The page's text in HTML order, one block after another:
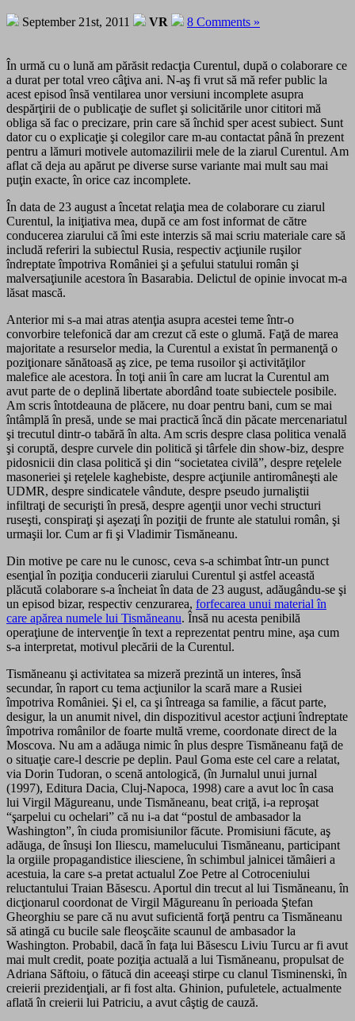
September 21st, 2011 VR 8 Comments »
În urmă cu o lună am părăsit redacţia Curentul, după o colaborare ce
a durat per total vreo câţiva ani. N-aş fi vrut să mă refer public la
acest episod însă ventilarea unor versiuni incomplete asupra
despărţirii de o publicaţie de suflet şi solicitările unor cititori mă
obliga să fac o precizare, prin care să închid sper acest subiect. Sunt
dator cu o explicaţie şi colegilor care m-au contactat până în prezent
pentru a lămuri motivele automazilirii mele de la ziarul Curentul. Am
aflat că deja au apărut pe diverse surse variante mai mult sau mai
puţin exacte, în orice caz incomplete.
În data de 23 august a încetat relaţia mea de colaborare cu ziarul
Curentul, la iniţiativa mea, după ce am fost informat de către
conducerea ziarului că îmi este interzis să mai scriu materiale care să
includă referiri la subiectul Rusia, respectiv acţiunile ruşilor
îndreptate împotriva României şi a şefului statului român şi
malversaţiunile acestora în Basarabia. Delictul de opinie invocat m-a
lăsat mască.
Anterior mi s-a mai atras atenţia asupra acestei teme într-o
convorbire telefonică dar am crezut că este o glumă. Faţă de marea
majoritate a resurselor media, la Curentul a existat în permanenţă o
poziţionare sănătoasă aş zice, pe tema rusoilor şi activităţilor
malefice ale acestora. În toţi anii în care am lucrat la Curentul am
avut parte de o deplină libertate abordând toate subiectele posibile.
Am scris întotdeauna de plăcere, nu doar pentru bani, cum se mai
întâmplă în presă, unde se mai practică încă din păcate mercenariatul
şi trecutul dintr-o tabără în alta. Am scris despre clasa politica venală
şi coruptă, despre curvele din politică şi târfele din show-biz, despre
pidosnicii din clasa politică şi din “societatea civilă”, despre reţelele
masoneriei şi reţelele kaghebiste, despre acţiunile antiromâneşti ale
UDMR, despre sindicatele vândute, despre pseudo jurnaliştii
infiltraţi de securişti în presă, despre agenţii unor vechi structuri
ruseşti, conspiraţi şi aşezaţi în poziţii de frunte ale statului român, şi
urmaşii lor. Cum ar fi şi Vladimir Tismăneanu.
Din motive pe care nu le cunosc, ceva s-a schimbat într-un punct
esenţial în poziţia conducerii ziarului Curentul şi astfel această
plăcută colaborare s-a încheiat în data de 23 august, adăugându-se şi
un episod bizar, respectiv cenzurarea, forfecarea unui material în
care apărea numele lui Tismăneanu. Însă nu acesta penibilă
operaţiune de intervenţie în text a reprezentat pentru mine, aşa cum
s-a interpretat, motivul plecării de la Curentul.
Tismăneanu şi activitatea sa mizeră prezintă un interes, însă
secundar, în raport cu tema acţiunilor la scară mare a Rusiei
împotriva României. Şi el, ca şi întreaga sa familie, a făcut parte,
desigur, la un anumit nivel, din dispozitivul acestor acţiuni îndreptate
împotriva românilor de foarte multă vreme, coordonate direct de la
Moscova. Nu am a adăuga nimic în plus despre Tismăneanu faţă de
o situaţie care-l descrie pe deplin. Paul Goma este cel care a relatat,
via Dorin Tudoran, o scenă antologică, (în Jurnalul unui jurnal
(1997), Editura Dacia, Cluj-Napoca, 1998) care a avut loc în casa
lui Virgil Măgureanu, unde Tismăneanu, beat criţă, i-a reproşat
“şarpelui cu ochelari” că nu i-a dat “postul de ambasador la
Washington”, în ciuda promisiunilor făcute. Promisiuni făcute, aş
adăuga, de însuşi Ion Iliescu, mamelucului Tismăneanu, participant
la orgiile propagandistice iliesciene, în schimbul jalnicei tămâieri a
acestuia, la care s-a pretat actualul Zoe Petre al Cotroceniului
reluctantului Traian Băsescu. Aportul din trecut al lui Tismăneanu, în
dicţionarul coordonat de Virgil Măgureanu în perioada Ştefan
Gheorghiu se pare că nu avut suficientă forţă pentru ca Tismăneanu
să atingă cu bucile sale fleoşcăite scaunul de ambasador la
Washington. Probabil, dacă în faţa lui Băsescu Liviu Turcu ar fi avut
mai mult credit, poate poziţia actuală a lui Tismăneanu, propulsat de
Adriana Săftoiu, o fătucă din aceeaşi stirpe cu clanul Tisminenski, în
creierii prezidenţiali, ar fi fost alta. Ghinion, pufuletele, actualmente
aflată în creierii lui Patriciu, a avut câştig de cauză.